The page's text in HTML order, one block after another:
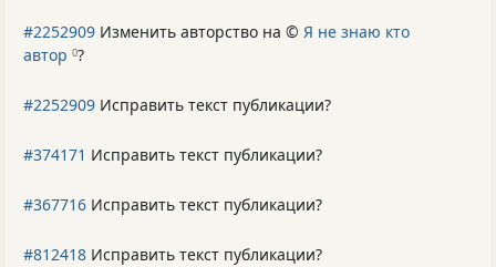
#2252909 Изменить авторство на © Я не знаю кто
автор 0?
#2252909 Исправить текст публикации?
#374171 Исправить текст публикации?
#367716 Исправить текст публикации?
#812418 Исправить текст публикации?